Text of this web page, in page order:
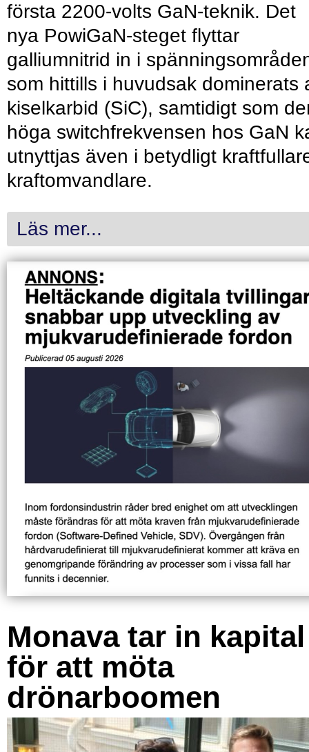
första 2200-volts GaN-teknik. Det
nya PowiGaN-steget flyttar
galliumnitrid in i
som hittills i huvudsak dominerats
kiselkarbid (SiC), samtidigt som
höga switchfrekvensen hos GaN
utnyttjas även i betydligt
kraftomvandlare.
Läs mer...
Monava tar in kapital
för att möta
drönarboomen